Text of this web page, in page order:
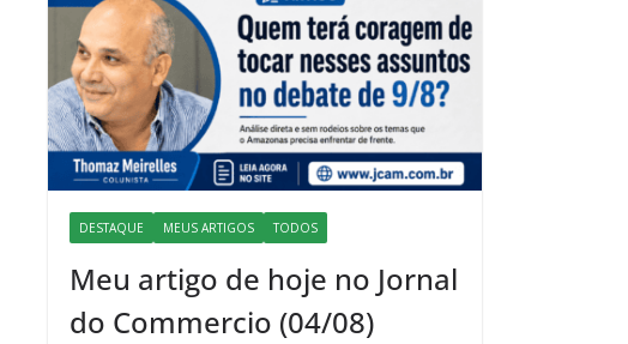
DESTAQUE MEUS ARTIGOS TODOS
Meu artigo de hoje no Jornal
do Commercio (04/08)